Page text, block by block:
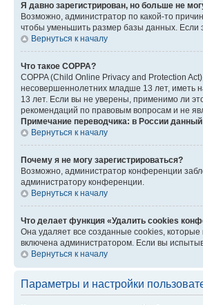
Я давно зарегистрирован, но больше не
Возможно, администратор по какой-то
чтобы уменьшить размер базы данных. Если
Вернуться к началу
Что такое COPPA?
COPPA (Child Online Privacy and Protection
несовершеннолетних младше 13 лет, иметь
13 лет. Если вы не уверены, применимо ли
рекомендаций по правовым вопросам и не
Примечание переводчика: в России
Вернуться к началу
Почему я не могу зарегистрироваться?
Возможно, администратор конференции
администратору конференции.
Вернуться к началу
Что делает функция «Удалить cookies
Она удаляет все созданные cookies,
включена администратором. Если вы
Вернуться к началу
Параметры и настройки